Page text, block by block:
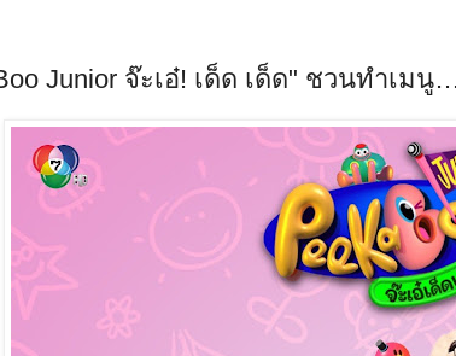
Junior จ๊ะเอ๋! เด็ด เด็ด" ชวนทำเม